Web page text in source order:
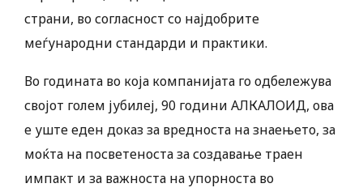
страни, во согласност со најдобрите
меѓународни стандарди и практики.
Во годината во која компанијата го одбележува
својот голем јубилеј, 90 години АЛКАЛОИД, ова
е уште еден доказ за вредноста на знаењето, за
моќта на посветеноста за создавање траен
импакт и за важноста на упорноста во